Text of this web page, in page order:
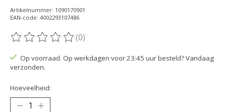
Artikelnummer: 1090170901
EAN-code: 4002293107486
De beoordeling van dit product is
(0)
Op voorraad. Op werkdagen voor 23:45 uur besteld? Vandaag
verzonden.
Hoeveelheid: